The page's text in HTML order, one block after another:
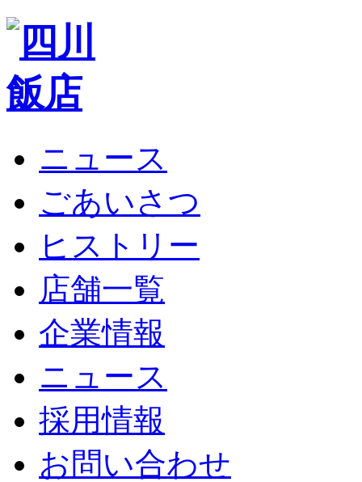
ニュース
ごあいさつ
ヒストリー
店舗一覧
企業情報
ニュース
採用情報
お問い合わせ